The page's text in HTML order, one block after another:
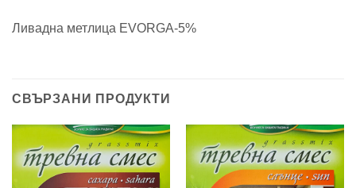
Ливадна метлица EVORGA-5%
СВЪРЗАНИ ПРОДУКТИ